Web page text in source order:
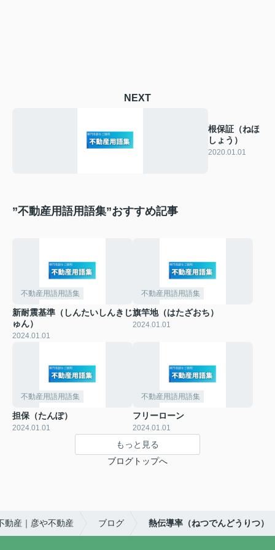
NEXT
根保証（ねほ
しょう）
2020.01.01
”不動産用語用語集”おすすめ記事
不動産用語用語集
新耐震基準（しんたいしんきじ
ゅん）
2024.01.01
不動産用語用語集
旗竿地（はたざおち）
2024.01.01
不動産用語用語集
担保（たんぽ）
2024.01.01
不動産用語用語集
フリーローン
2024.01.01
もっと見る
ブログトップへ
動産｜彦や不動産 ブログ 熱伝導率（ねつでんどうりつ）